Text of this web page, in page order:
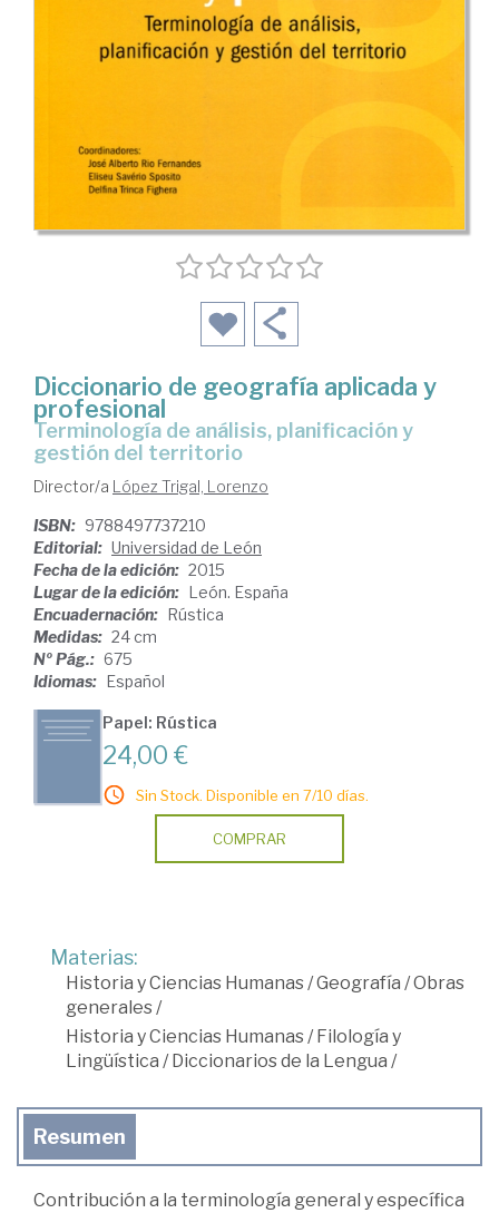
Diccionario de geografía aplicada y
profesional
terminología de análisis, planificación y
gestión del territorio
Director/a López Trigal, Lorenzo
ISBN: 9788497737210
Editorial: Universidad de León
Fecha de la edición: 2015
Lugar de la edición: León. España
Encuadernación: Rústica
Medidas: 24 cm
Nº Pág.: 675
Idiomas: Español
Papel: Rústica
24,00 €
Sin Stock. Disponible en 7/10 días.
COMPRAR
Materias:
Historia y Ciencias Humanas/Geografía /Obras
generales/
Historia y Ciencias Humanas/Filología y
Lingüística /Diccionarios de la Lengua /
Resumen
Contribución a la terminología general y específica